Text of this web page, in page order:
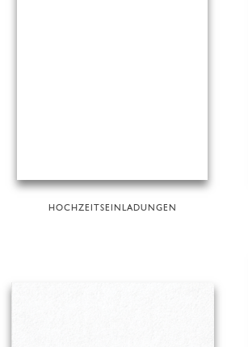
HOCHZEITSEINLADUNGEN